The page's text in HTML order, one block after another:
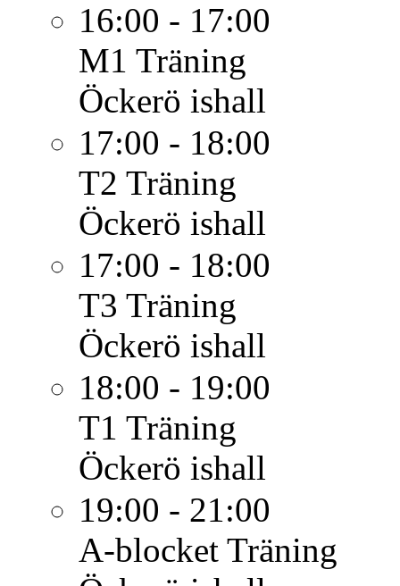
16:00 - 17:00
M1 Träning
Öckerö ishall
17:00 - 18:00
T2 Träning
Öckerö ishall
17:00 - 18:00
T3 Träning
Öckerö ishall
18:00 - 19:00
T1 Träning
Öckerö ishall
19:00 - 21:00
A-blocket Träning